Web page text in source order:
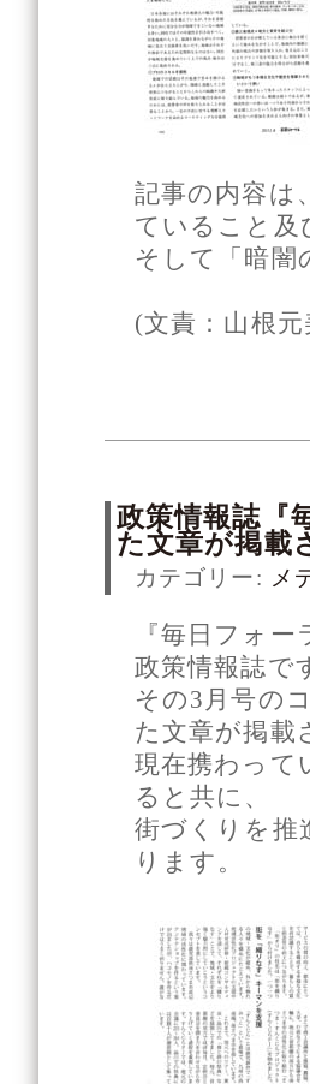
記事の内容は
ていること及
そして「暗闇
(文責：山根元
政策情報誌『
た文章が掲載
カテゴリー: メ
『毎日フォ
政策情報誌で
その3月号の
た文章が掲載
現在携わって
ると共に、
街づくりを推
ります。